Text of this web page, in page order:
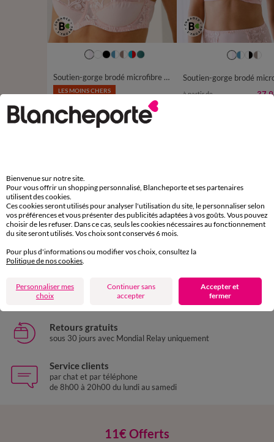
Soutien-gorge brodé microfibre avec armatures Sienne - lot de 2
LES MOINS CHERS
23,98 €* les 2
à partir de
Payez plus tard ou en plusieurs fois
Livraison express
domicile, relais, consignes automatiques
Retours gratuits
sous 30 jours avec Mondial Relay uniquement
Service clients
par chat et par téléphone
de 8h00 à 20h00 du lundi au samedi
11€ Offerts
Bienvenue sur notre site.
Pour vous offrir un shopping personnalisé, Blancheporte et ses partenaires
utilisent des cookies.
Ces cookies seront utilisés pour analyser l'utilisation du site, le personnaliser selon
vos préférences et vous présenter des publicités adaptées à vos goûts. Vous pouvez
choisir de les refuser. Dans ce cas, seuls les cookies nécessaires au fonctionnement
du site seront utilisés. Vos choix sont conservés 6 mois.
Pour plus d'informations ou modifier vos choix, consultez la
Politique de nos cookies
Personnaliser mes
choix
Continuer sans
accepter
Accepter et
fermer